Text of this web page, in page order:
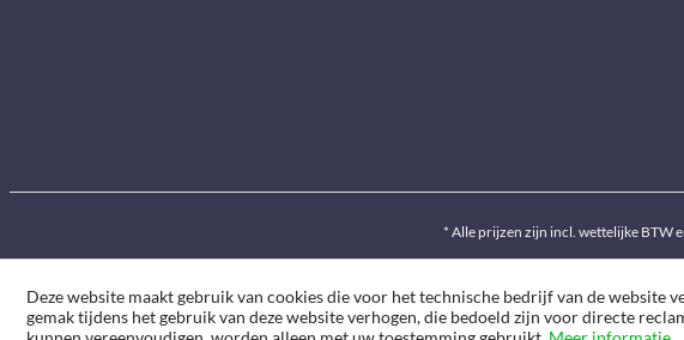
* Alle prijzen zijn incl. wettelijke BTW
Deze website maakt gebruik van cookies die voor het technische bedrijf van de website
gemak tijdens het gebruik van deze website verhogen, die bedoeld zijn voor directe